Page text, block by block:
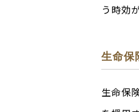
う時効
生命保
生命保